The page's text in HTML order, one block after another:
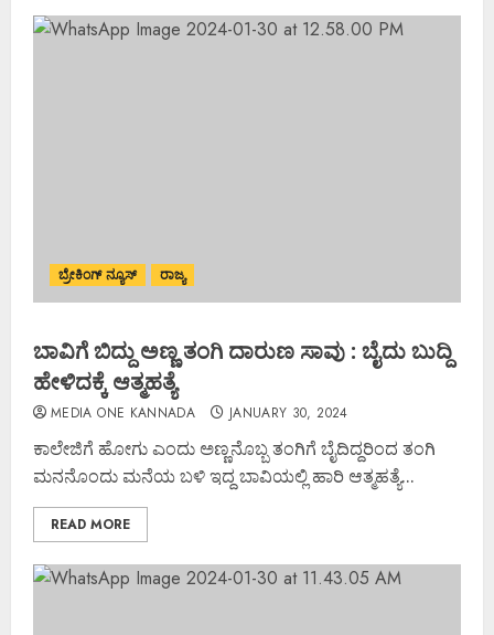
ಬ್ರೇಕಿಂಗ್ ನ್ಯೂಸ್ ರಾಜ್ಯ
ಬಾವಿಗೆ ಬಿದ್ದು ಅಣ್ಣ ತಂಗಿ ದಾರುಣ ಸಾವು : ಬೈದು ಬುದ್ದಿ
ಹೇಳಿದಕ್ಕೆ ಆತ್ಮಹತ್ಯೆ
MEDIA ONE KANNADA JANUARY 30, 2024
ಕಾಲೇಜಿಗೆ ಹೋಗು ಎಂದು ಅಣ್ಣನೊಬ್ಬ ತಂಗಿಗೆ ಬೈದಿದ್ದರಿಂದ ತಂಗಿ
ಮನನೊಂದು ಮನೆಯ ಬಳಿ ಇದ್ದ ಬಾವಿಯಲ್ಲಿ ಹಾರಿ ಆತ್ಮಹತ್ಯೆ...
READ MORE